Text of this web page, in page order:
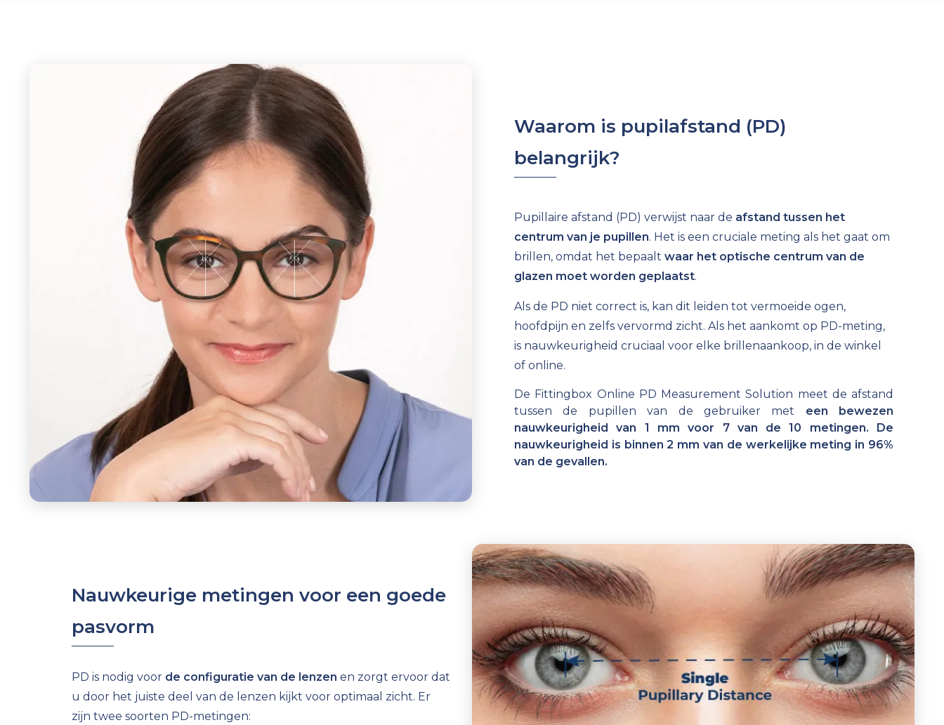
Waarom is pupilafstand (PD)
belangrijk?
Pupillaire afstand (PD) verwijst naar de afstand tussen het
centrum van je pupillen. Het is een cruciale meting als het gaat om
brillen, omdat het bepaalt waar het optische centrum van de
glazen moet worden geplaatst.
Als de PD niet correct is, kan dit leiden tot vermoeide ogen,
hoofdpijn en zelfs vervormd zicht. Als het aankomt op PD-meting,
is nauwkeurigheid cruciaal voor elke brillenaankoop, in de winkel
of online.
De Fittingbox Online PD Measurement Solution meet de afstand
tussen de pupillen van de gebruiker met een bewezen
nauwkeurigheid van 1 mm voor 7 van de 10 metingen. De
nauwkeurigheid is binnen 2 mm van de werkelijke meting in 96%
van de gevallen.
Nauwkeurige metingen voor een goede
pasvorm
PD is nodig voor de configuratie van de lenzen en zorgt ervoor dat
u door het juiste deel van de lenzen kijkt voor optimaal zicht. Er
zijn twee soorten PD-metingen: